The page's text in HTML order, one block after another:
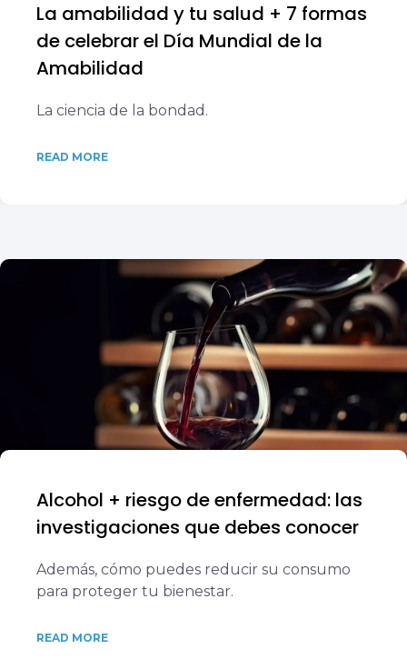
La amabilidad y tu salud + 7 formas
de celebrar el Día Mundial de la
Amabilidad
La ciencia de la bondad.
READ MORE
Alcohol + riesgo de enfermedad: las
investigaciones que debes conocer
Además, cómo puedes reducir su consumo
para proteger tu bienestar.
READ MORE